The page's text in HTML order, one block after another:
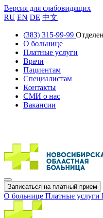
Версия для слабовидящих
RU EN DE 中文
(383) 315-99-99
О больнице
Платные услуги
Врачи
Пациентам
Специалистам
Контакты
СМИ о нас
Вакансии
Записаться на платный прием
О больнице Платные услуги